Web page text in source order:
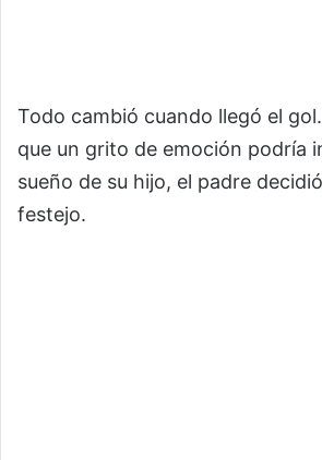
Todo cambió cuando llegó el
que un grito de emoción podría
sueño de su hijo, el padre
festejo.